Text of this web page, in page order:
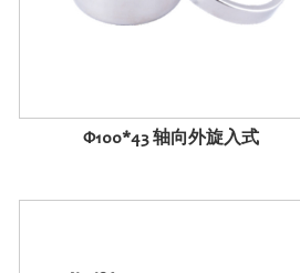
Φ100*43 轴向外旋入式